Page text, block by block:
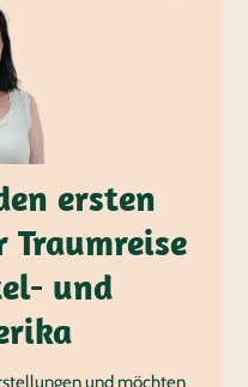
ersten
und
und möchten